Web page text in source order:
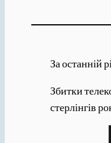
За останній
Збитки
стерлінгів